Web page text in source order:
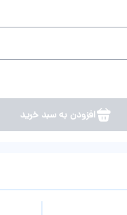
افزودن به سبد خرید